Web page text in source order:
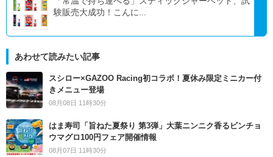
験販売大成功！こんに...
あわせて読みたい記事
スシロー×GAZOO Racing初コラボ！夏休み限定ミニカー付
きメニュー登場
08月08日 11時30分
はま寿司「旨ねた夏祭り 第3弾」大葉ニンニク香るビンチョ
ウマグロ100円フェア開催情報
08月07日 11時30分